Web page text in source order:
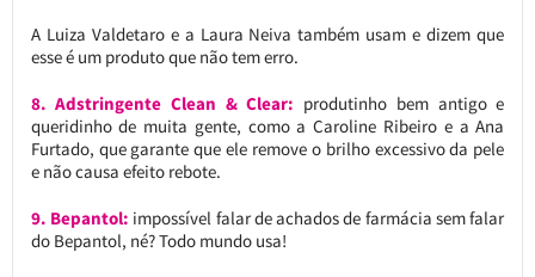
A Luiza Valdetaro e a Laura Neiva também usam e dizem que
esse é um produto que não tem erro.
8. Adstringente Clean & Clear: produtinho bem antigo e
queridinho de muita gente, como a Caroline Ribeiro e a Ana
Furtado, que garante que ele remove o brilho excessivo da pele
e não causa efeito rebote.
9. Bepantol: impossível falar de achados de farmácia sem falar
do Bepantol, né? Todo mundo usa!